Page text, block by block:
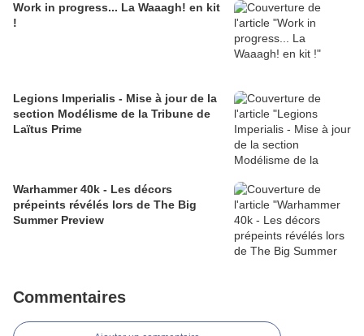
Work in progress... La Waaagh! en kit
!
Legions Imperialis - Mise à jour de la
section Modélisme de la Tribune de
Laïtus Prime
Warhammer 40k - Les décors
prépeints révélés lors de The Big
Summer Preview
Commentaires